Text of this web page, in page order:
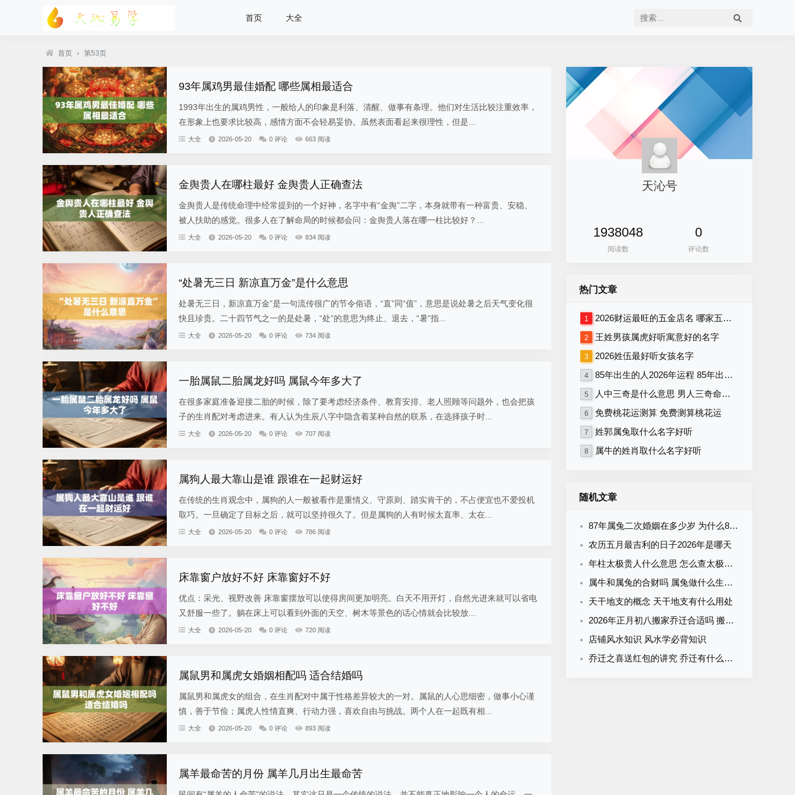
首页 大全
首页 › 第53页
93年属鸡男最佳婚配 哪些属相最适合
1993年出生的属鸡男性，一般给人的印象是利落、清醒、做事有条理。他们对生活比较注重效率，
在形象上也要求比较高，感情方面不会轻易妥协。虽然表面看起来很理性，但是...
大全 2026-05-20 0 评论 663 阅读
金舆贵人在哪柱最好 金舆贵人正确查法
金舆贵人是传统命理中经常提到的一个好神，名字中有“金舆”二字，本身就带有一种富贵、安稳、
被人扶助的感觉。很多人在了解命局的时候都会问：金舆贵人落在哪一柱比较好？...
大全 2026-05-20 0 评论 834 阅读
“处暑无三日 新凉直万金”是什么意思
处暑无三日，新凉直万金”是一句流传很广的节令俗语，“直”同“值”，意思是说处暑之后天气变化很
快且珍贵。二十四节气之一的是处暑，“处”的意思为终止、退去，“暑”指...
大全 2026-05-20 0 评论 734 阅读
一胎属鼠二胎属龙好吗 属鼠今年多大了
在很多家庭准备迎接二胎的时候，除了要考虑经济条件、教育安排、老人照顾等问题外，也会把孩
子的生肖配对考虑进来。有人认为生辰八字中隐含着某种自然的联系，在选择孩子时...
大全 2026-05-20 0 评论 707 阅读
属狗人最大靠山是谁 跟谁在一起财运好
在传统的生肖观念中，属狗的人一般被看作是重情义、守原则、踏实肯干的，不占便宜也不爱投机
取巧。一旦确定了目标之后，就可以坚持很久了。但是属狗的人有时候太直率、太在...
大全 2026-05-20 0 评论 786 阅读
床靠窗户放好不好 床靠窗好不好
优点：采光、视野改善 床靠窗摆放可以使得房间更加明亮。白天不用开灯，自然光进来就可以省电
又舒服一些了。躺在床上可以看到外面的天空、树木等景色的话心情就会比较放...
大全 2026-05-20 0 评论 720 阅读
属鼠男和属虎女婚姻相配吗 适合结婚吗
属鼠男和属虎女的组合，在生肖配对中属于性格差异较大的一对。属鼠的人心思细密，做事小心谨
慎，善于节俭；属虎人性情直爽、行动力强，喜欢自由与挑战。两个人在一起既有相...
大全 2026-05-20 0 评论 893 阅读
属羊最命苦的月份 属羊几月出生最命苦
天沁号
1938048
阅读数
0
评论数
热门文章
1 2026财运最旺的五金店名 哪家五金店将在2026年财运最旺
2 王姓男孩属虎好听寓意好的名字
3 2026姓伍最好听女孩名字
4 85年出生的人2026年运程 85年出生者2026年运势如何
5 人中三奇是什么意思 男人三奇命好不好
6 免费桃花运测算 免费测算桃花运
7 姓郭属兔取什么名字好听
8 属牛的姓肖取什么名字好听
随机文章
87年属兔二次婚姻在多少岁 为什么87年属兔的婚姻不顺
农历五月最吉利的日子2026年是哪天
年柱太极贵人什么意思 怎么查太极贵人
属牛和属兔的合财吗 属兔做什么生意好
天干地支的概念 天干地支有什么用处
2026年正月初八搬家乔迁合适吗 搬家净宅最简单的方法
店铺风水知识 风水学必背知识
乔迁之喜送红包的讲究 乔迁有什么规矩